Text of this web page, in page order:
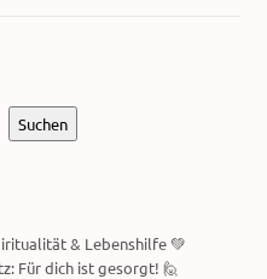
Suchen
& Lebenshilfe 💚
Für dich ist gesorgt! 🙋